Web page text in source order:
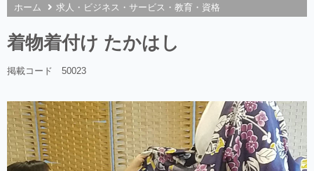
ホーム 求人・ビジネス・サービス・教育・資格
着物着付け たかはし
掲載コード 50023